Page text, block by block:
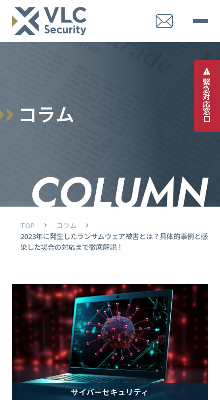
緊
急
対
応
窓
口
コラム
TOP
コラム
2023年に発生したランサムウェア被害とは？具体的事例と感
染した場合の対応まで徹底解説！
サイバーセキュリティ